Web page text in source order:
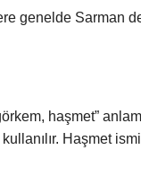
genelde Sarman
haşmet”
Haşmet